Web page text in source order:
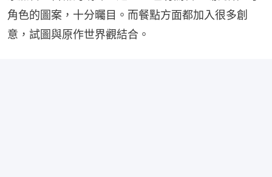
角色的圖案，十分曯目。而餐點方面都加入很多創
意，試圖與原作世界觀結合。